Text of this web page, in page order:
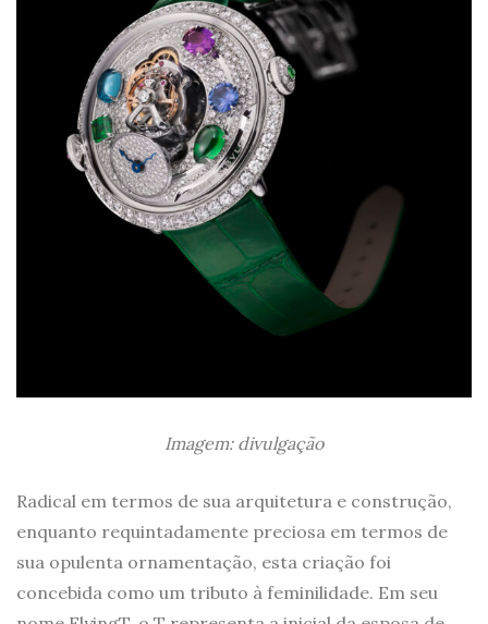
Imagem: divulgação
Radical em termos de sua arquitetura e construção,
enquanto requintadamente preciosa em termos de
sua opulenta ornamentação, esta criação foi
concebida como um tributo à feminilidade. Em seu